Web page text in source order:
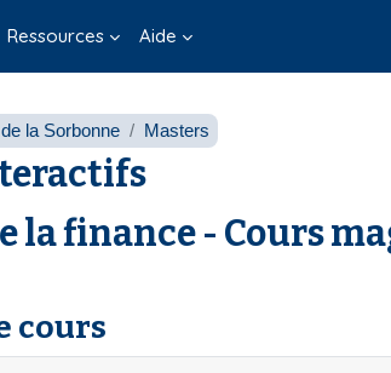
Ressources Aide
la Sorbonne Masters
la finance - Cours
cours